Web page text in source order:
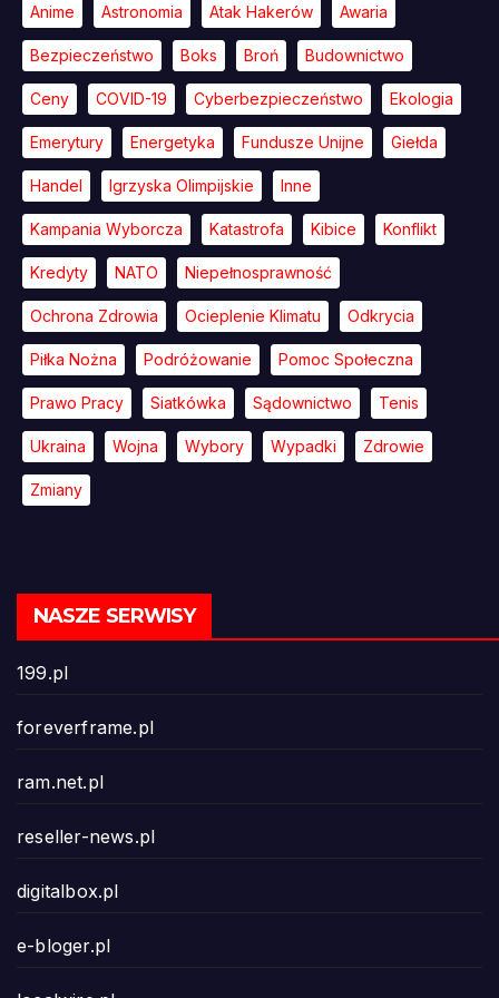
Anime Astronomia Atak Hakerów Awaria
Bezpieczeństwo Boks Broń Budownictwo
Ceny COVID-19 Cyberbezpieczeństwo Ekologia
Emerytury Energetyka Fundusze Unijne Giełda
Handel Igrzyska Olimpijskie Inne
Kampania Wyborcza Katastrofa Kibice Konflikt
Kredyty NATO Niepełnosprawność
Ochrona Zdrowia Ocieplenie Klimatu Odkrycia
Piłka Nożna Podróżowanie Pomoc Społeczna
Prawo Pracy Siatkówka Sądownictwo Tenis
Ukraina Wojna Wybory Wypadki Zdrowie
Zmiany
NASZE SERWISY
199.pl
foreverframe.pl
ram.net.pl
reseller-news.pl
digitalbox.pl
e-bloger.pl